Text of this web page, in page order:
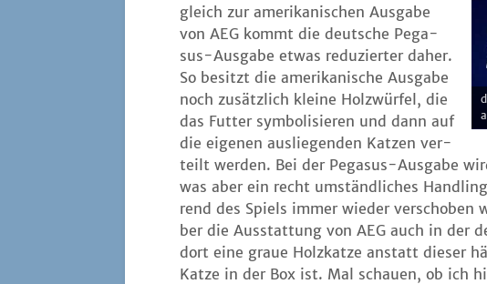
gleich zur ame­ri­ka­ni­schen Aus­ga­be
von AEG kommt die deut­sche Pega­
sus-Aus­ga­be etwas redu­zier­ter daher.
So besitzt die ame­ri­ka­ni­sche Aus­ga­be
noch zusätz­lich klei­ne Holz­wür­fel, die
das Fut­ter sym­bo­li­sie­ren und dann auf
die eige­nen aus­lie­gen­den Kat­zen ver­
teilt wer­den. Bei der Pega­sus-Aus­ga­be
was aber ein recht umständ­li­ches
rend des Spiels immer wie­der
ber die Aus­stat­tung von AEG auch in der
dort eine graue Holz­kat­ze anstatt die­ser
Kat­ze in der Box ist. Mal schau­en, ob ich